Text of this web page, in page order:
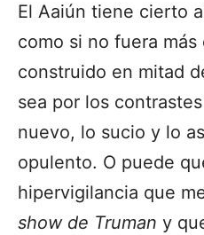
El Aaiún tiene cierto
como si no fuera
construido en mitad
sea por los
nuevo, lo sucio y lo
opulento. O puede
hipervigilancia que
show de Truman y